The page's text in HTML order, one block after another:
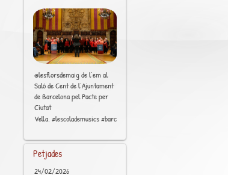
@lesflorsdemaig de l’em al
Saló de Cent de l’Ajuntament
de Barcelona pel Pacte per
Ciutat
Vella. #lescolademusics #barcelona #raval #ciutatvella
Petjades
24/02/2026